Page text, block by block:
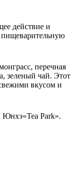
действие и
пищеварительную
перечная
зеленый чай. Этот
вкусом и
Park».